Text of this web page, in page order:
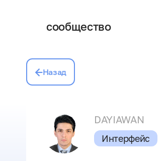
сообщество
Назад
DAYIAWAN
Интерфейс